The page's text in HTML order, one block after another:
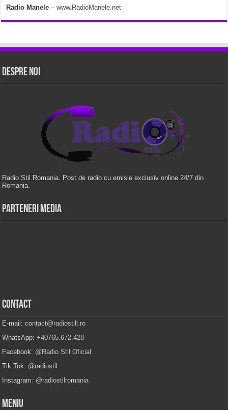
Radio Manele–www.RadioManele.net
Despre Noi
Radio Stil Romania. Post de radio cu emisie exclusiv online 24/7 din
Romania.
Parteneri Media
Contact
E-mail:contact@radiostill.ro
WhatsApp:+40765.672.428
Facebook: @Radio Stil Oficial
Tik Tok: @radiostil
Instagram: @radiostilromania
Meniu